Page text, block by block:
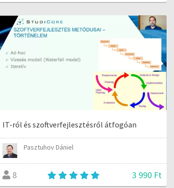
IT-ról és szoftverfejlesztésről átfogóan
Pasztuhov Dániel
8 3 990 Ft